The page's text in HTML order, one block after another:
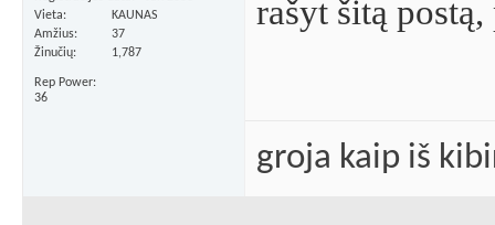
Vieta
KAUNAS
Amžius
37
Žinučių
1,787
Rep Power
36
rašyt šitą
groja kaip iš